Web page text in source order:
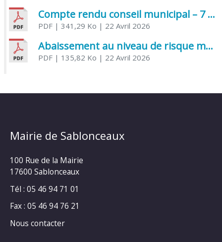
Compte rendu conseil municipal – 7 avril 2026
PDF| 341,29 Ko | 22 Avril 2026
Abaissement au niveau de risque modéré de l’Influenza aviaire
PDF| 135,82 Ko | 22 Avril 2026
Mairie de Sablonceaux
100 Rue de la Mairie
17600 Sablonceaux
Tél : 05 46 94 71 01
Fax : 05 46 94 76 21
Nous contacter